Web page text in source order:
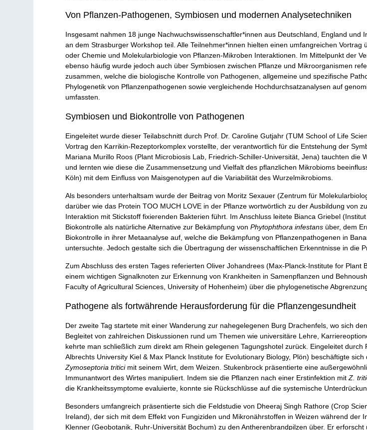
Von Pflanzen-Pathogenen, Symbiosen und modernen Analysetechniken
Insgesamt nahmen 18 junge Nachwuchswissenschaftler*innen aus Deutschland, England
an dem Strasburger Workshop teil. Alle Teilnehmer*innen hielten einen umfangreichen
oder Chemie und Molekularbiologie von Pflanzen-Mikroben Interaktionen. Im Mittelpunkt der
ebenso häufig wurde jedoch auch über Symbiosen zwischen Pflanze und Mikroorganismen
zusammen, welche die biologische Kontrolle von Pathogenen, allgemeine und spezifische
Phylogenetik von Pflanzenpathogenen sowie vergleichende Hochdurchsatzanalysen auf
umfassten.
Symbiosen und Biokontrolle von Pathogenen
Eingeleitet wurde dieser Teilabschnitt durch Prof. Dr. Caroline Gutjahr (TUM School of Life
Vortrag den Karrikin-Rezeptorkomplex vorstellte, der verantwortlich für die Entstehung der
Mariana Murillo Roos (Plant Microbiosis Lab, Friedrich-Schiller-Universität, Jena) tauchten die
und lernten wie diese die Zusammensetzung und Vielfalt des pflanzlichen Mikrobioms
Köln) mit dem Einfluss von Maisgenotypen auf die Variabilität des Wurzelmikrobioms.
Als besonders unterhaltsam wurde der Beitrag von Moritz Sexauer (Zentrum für
darüber wie das Protein TOO MUCH LOVE in der Pflanze wortwörtlich zu der Ausbildung von
Interaktion mit Stickstoff fixierenden Bakterien führt. Im Anschluss leitete Bianca Griebel
Biokontrolle als natürliche Alternative zur Bekämpfung vonPhytophthora infestans über, dem
Biokontrolle in ihrer Metaanalyse auf, welche die Bekämpfung von Pflanzenpathogenen in
untersuchte. Jedoch gestalte sich die Übertragung der wissenschaftlichen Erkenntnisse in die
Zum Abschluss des ersten Tages referierten Oliver Johandrees (Max-Planck-Institute for
einem wichtigen Signalknoten zur Erkennung von Krankheiten in Samenpflanzen und
Faculty of Agricultural Sciences, University of Hohenheim) über die phylogenetische
Pathogene als fortwährende Herausforderung für die Pflanzengesundheit
Der zweite Tag startete mit einer Wanderung zur nahegelegenen Burg Drachenfels, wo sich
Begleitet von zahlreichen Diskussionen rund um Themen wie universitäre Lehre,
kehrte man schließlich zum direkt am Rhein gelegenen Tagungshotel zurück. Eingeleitet
Albrechts University Kiel & Max Planck Institute for Evolutionary Biology, Plön) beschäftigte
Zymoseptoria triticimit seinem Wirt, dem Weizen. Stukenbrock präsentierte eine
Immunantwort des Wirtes manipuliert. Indem sie die Pflanzen nach einer Erstinfektion mitZ.
die Krankheitssymptome evaluierte, konnte sie Rückschlüsse auf die systemische
Besonders umfangreich präsentierte sich die Feldstudie von Dheeraj Singh Rathore (Crop
Ireland), der sich mit dem Effekt von Fungiziden und Mikronährstoffen in Weizen während der
Klenner (Geobotanik, Ruhr-Universität Bochum) zu den Antherenbrandpilzen über. Er